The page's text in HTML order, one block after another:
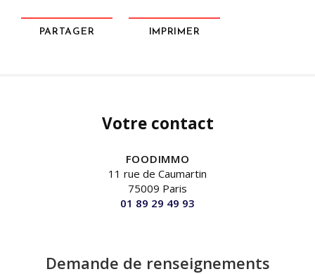
PARTAGER IMPRIMER
Votre contact
FOODIMMO
11 rue de Caumartin
75009 Paris
01 89 29 49 93
Demande de renseignements